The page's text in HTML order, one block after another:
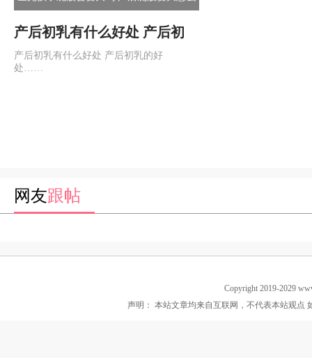
办
产后初乳有什么好处 产后初
乳的好处
产后初乳有什么好处 产后初乳的好
处……
网友跟帖
Copyright 2019-2029
声明： 本站文章均来自互联网，不代表本站观点